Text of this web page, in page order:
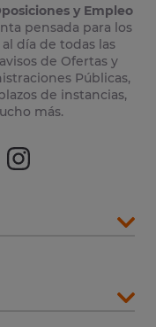
y Empleo
pensada para los
día de todas las
de Ofertas y
Públicas,
de instancias,
más.